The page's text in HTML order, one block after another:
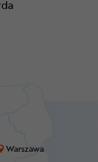
Warszawa
M1 Zabrze